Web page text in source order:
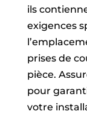
ils
exigences
prises de
pièce.
pour
votre